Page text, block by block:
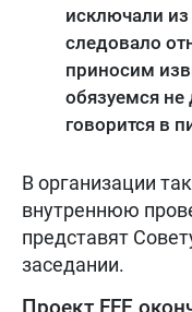
исключали из
следовало
приносим
обязуемся не
говорится в
В организации
внутреннюю
представят
заседании.